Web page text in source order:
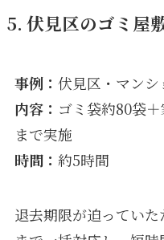
5. 伏見区のゴミ屋
事例： 伏見区・マンシ
内容： ゴミ袋約80袋
まで実施
時間： 約5時間
退去期限が迫ってい